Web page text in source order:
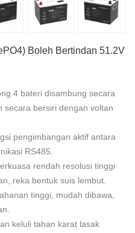
Boleh Bertindan 51.2V
4 bateri disambung secara
secara bersiri dengan voltan
pengimbangan aktif antara
RS485.
rendah resolusi tinggi
reka bentuk suis lembut.
tinggi, mudah dibawa,
keluli tahan karat lasak